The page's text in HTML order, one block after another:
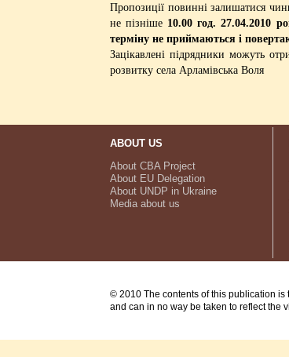
Пропозиції повинні залишатися
не пізніше 10.00 год. 27.04.2010
терміну не приймаються і
Зацікавлені підрядники можуть
розвитку села Арламівська Воля
ABOUT US
About CBA Project
About EU Delegation
About UNDP in Ukraine
Media about us
© 2010 The contents of this publication
and can in no way be taken to reflect the